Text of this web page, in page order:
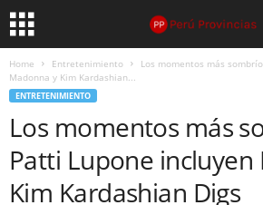
Home Entretenimiento
Los momentos más
Madonna y Kim Kardashian...
ENTRETENIMIENTO
Los momentos más
Patti Lupone
Kim Kardashian Digs